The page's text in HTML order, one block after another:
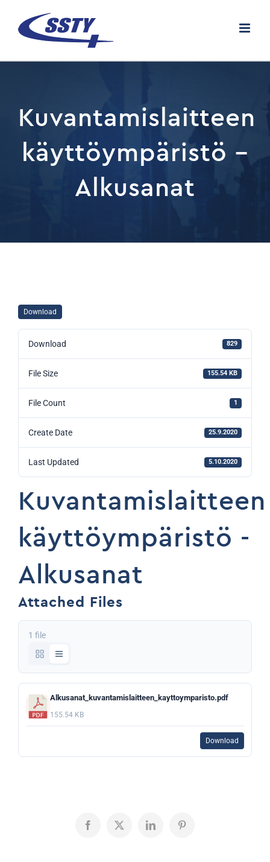
content
Kuvantamislaitteen
käyttöympäristö –
Alkusanat
Download
Download 829
File Size 155.54 KB
File Count 1
Create Date 25.9.2020
Last Updated 5.10.2020
Kuvantamislaitteen
käyttöympäristö -
Alkusanat
Attached Files
1 file
Alkusanat_kuvantamislaitteen_kayttoymparisto.pdf
155.54 KB
Download
Facebook
X LinkedInPinterest